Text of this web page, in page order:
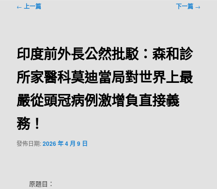
文
← 上一篇 下一篇 →
印度前外長公然批駁：森和診
所家醫科莫迪當局對世界上最
嚴從頭冠病例激增負直接義
務！
發佈日期:2026 年 4 月 9 日
原題目：